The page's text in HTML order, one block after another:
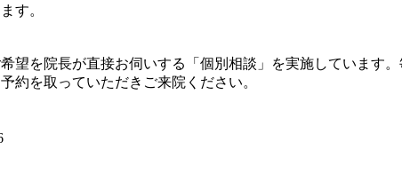
す。
望を院長が直接お伺いする「個別相談」を実施しています
約を取っていただきご来院ください。